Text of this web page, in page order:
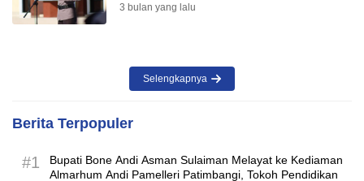
3 bulan yang lalu
Selengkapnya
Berita Terpopuler
#1
Bupati Bone Andi Asman Sulaiman Melayat ke Kediaman
Almarhum Andi Pamelleri Patimbangi, Tokoh Pendidikan